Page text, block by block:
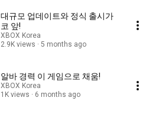
대규모 업데이트와 정식 출시가
코 앞!
XBOX Korea
2.9K views
5 months ago
알바 경력 이 게임으로 채움!
XBOX Korea
1K views
6 months ago